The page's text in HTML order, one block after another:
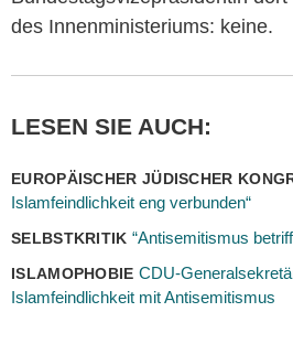
des Innenministeriums: keine.
LESEN SIE AUCH:
EUROPÄISCHER JÜDISCHER
Islamfeindlichkeit eng verbunden“
SELBSTKRITIK “Antisemitismus
ISLAMOPHOBIE CDU-
Islamfeindlichkeit mit Antisemitismus